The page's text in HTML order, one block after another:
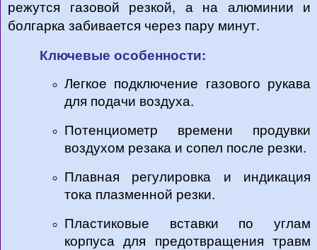
режутся газовой резкой, а на алюминии и
болгарка забивается через пару минут.
Ключевые особенности:
Легкое подключение газового рукава
для подачи воздуха.
Потенциометр времени продувки
воздухом резака и сопел после резки.
Плавная регулировка и индикация
тока плазменной резки.
Пластиковые вставки по углам
корпуса для предотвращения травм